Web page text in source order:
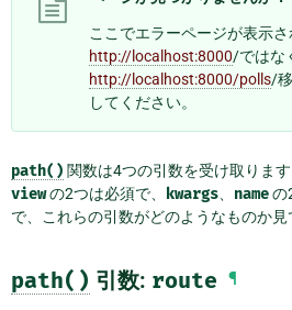
ここでエラーページが表示さ
http://localhost:8000/ではな
http://localhost:8000/polls/
してください。
path() 関数は4つの引数を受け取りま
viewの2つは必須で、 kwargs nameの
で、これらの引数がどのようなものか見
path() 引数: route ¶